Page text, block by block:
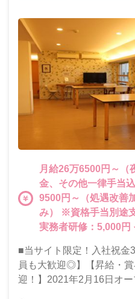
月給26万6500円～（
金、その他一律手当込み） ※夜勤なし
9500円～（処遇改善
み） ※資格手当別途支給 介護福祉士：18,000円
実務者研修：5,000円
■当サイト限定！入社祝金
員も大歓迎◎】【昇給・
迎！】2021年2月16日オー